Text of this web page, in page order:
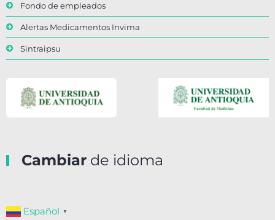
Fondo de empleados
Alertas Medicamentos Invima
Sintraipsu
Cambiar de idioma
Español ▼